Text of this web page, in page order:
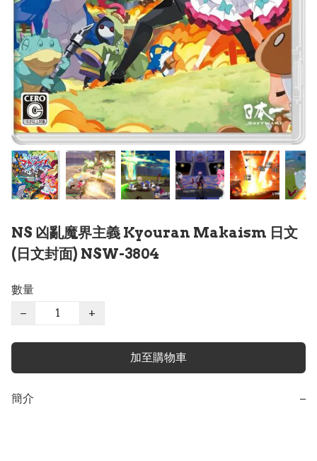
NS 凶亂魔界主義 Kyouran Makaism 日文
(日文封面) NSW-3804
數量
−
+
加至購物車
簡介 −